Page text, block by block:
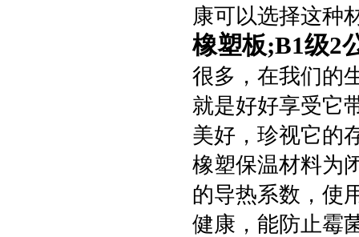
康可以选择这种
橡塑板;B1级2
很多，在我们的
就是好好享受它
美好，珍视它的
橡塑保温材料为
的导热系数，使
健康，能防止霉